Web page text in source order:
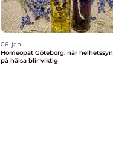
06. jan
Homeopat Göteborg: när helhetssyn
på hälsa blir viktig